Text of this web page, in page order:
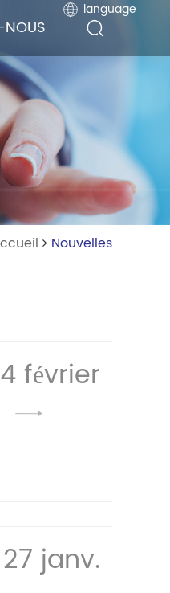
language
language
Nouvelles
février
27 janv.